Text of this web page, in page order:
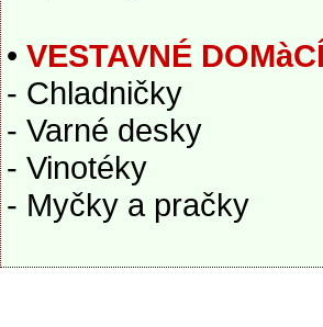
• VESTAVNÉ
- Chladničky
- Varné desky
- Vinotéky
- Myčky a pračky